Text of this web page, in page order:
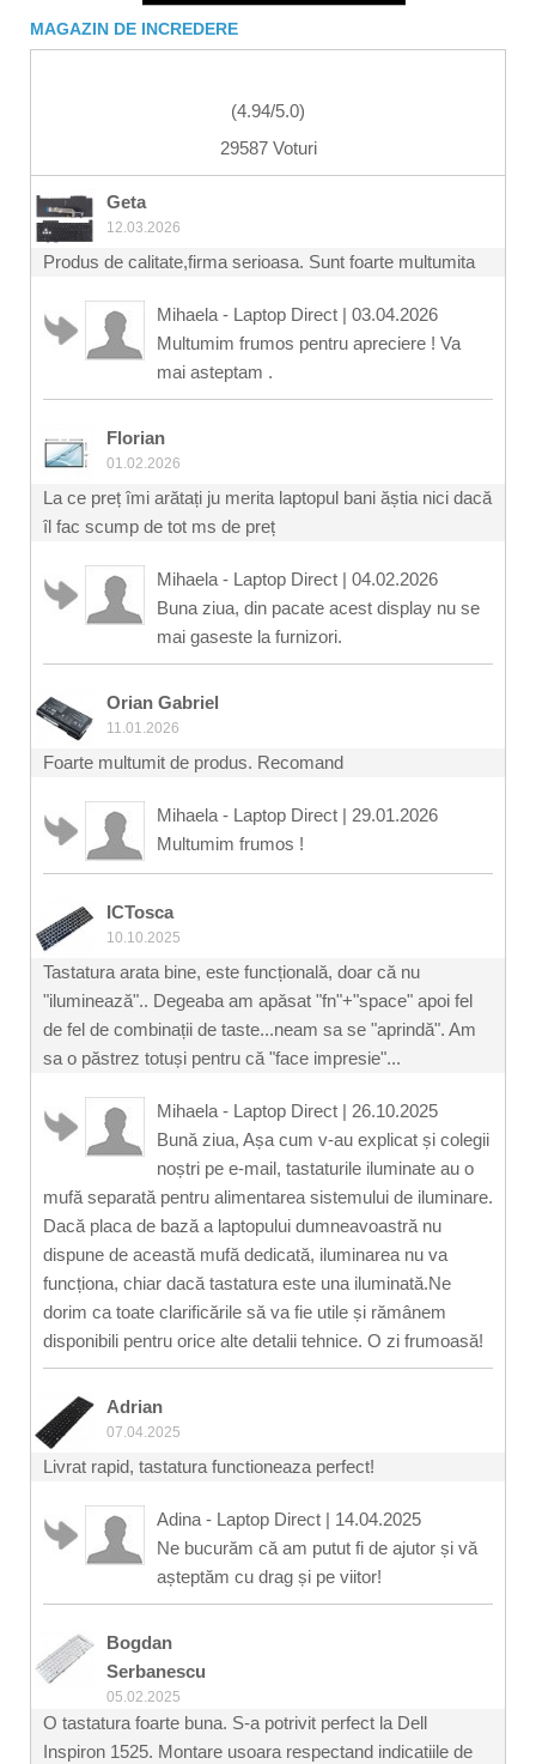
MAGAZIN DE INCREDERE
(4.94/5.0)
29587 Voturi
Geta
12.03.2026
Produs de calitate,firma serioasa. Sunt foarte multumita
Mihaela - Laptop Direct | 03.04.2026
Multumim frumos pentru apreciere ! Va
mai asteptam .
Florian
01.02.2026
La ce preț îmi arătați ju merita laptopul bani ăștia nici dacă
îl fac scump de tot ms de preț
Mihaela - Laptop Direct | 04.02.2026
Buna ziua, din pacate acest display nu se
mai gaseste la furnizori.
Orian Gabriel
11.01.2026
Foarte multumit de produs. Recomand
Mihaela - Laptop Direct | 29.01.2026
Multumim frumos !
ICTosca
10.10.2025
Tastatura arata bine, este funcțională, doar că nu
"iluminează".. Degeaba am apăsat "fn"+"space" apoi fel
de fel de combinații de taste...neam sa se "aprindă". Am
sa o păstrez totuși pentru că "face impresie"...
Mihaela - Laptop Direct | 26.10.2025
Bună ziua, Așa cum v-au explicat și colegii
noștri pe e-mail, tastaturile iluminate au o
mufă separată pentru alimentarea sistemului de iluminare.
Dacă placa de bază a laptopului dumneavoastră nu
dispune de această mufă dedicată, iluminarea nu va
funcționa, chiar dacă tastatura este una iluminată.Ne
dorim ca toate clarificările să va fie utile și rămânem
disponibili pentru orice alte detalii tehnice. O zi frumoasă!
Adrian
07.04.2025
Livrat rapid, tastatura functioneaza perfect!
Adina - Laptop Direct | 14.04.2025
Ne bucurăm că am putut fi de ajutor și vă
așteptăm cu drag și pe viitor!
Bogdan
Serbanescu
05.02.2025
O tastatura foarte buna. S-a potrivit perfect la Dell
Inspiron 1525. Montare usoara respectand indicatiile de